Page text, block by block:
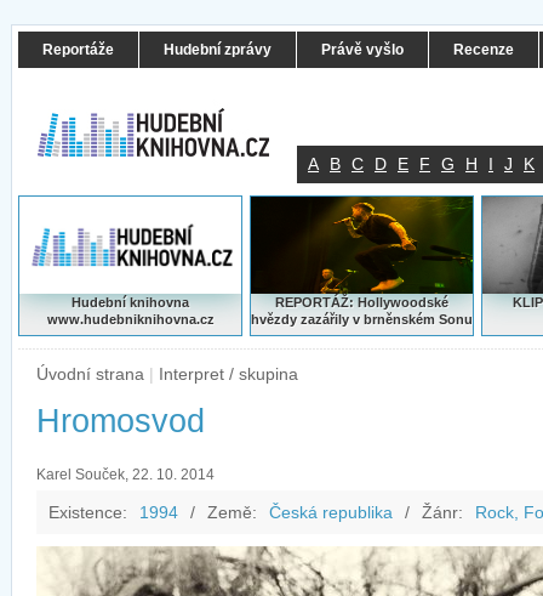
Reportáže Hudební zprávy Právě vyšlo Recenze
A B C D E F G H I J K
Hudební knihovna
www.hudebniknihovna.cz
REPORTÁŽ: Hollywoodské
hvězdy zazářily v brněnském Sonu
Úvodní strana | Interpret / skupina
Hromosvod
Karel Souček, 22. 10. 2014
Existence: 1994 / Země: Česká republika / Žánr: Rock,